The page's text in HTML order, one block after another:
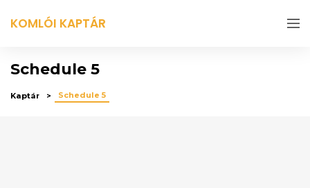
KOMLÓI KAPTÁR
Schedule 5
Kaptár Schedule 5